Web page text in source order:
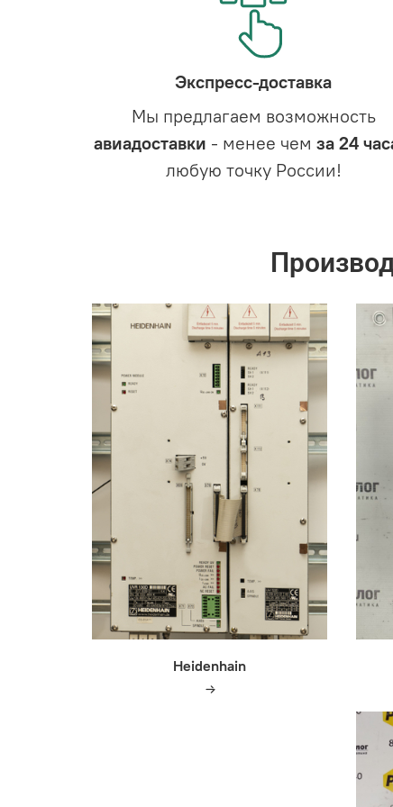
Экспресс-доставка
Мы предлагаем возможность
авиадоставки - менее чемза 24
любую точку России!
Heidenhain